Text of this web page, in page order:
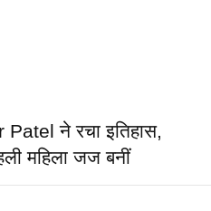
Patel ने रचा इतिहास,
महिला जज बनीं